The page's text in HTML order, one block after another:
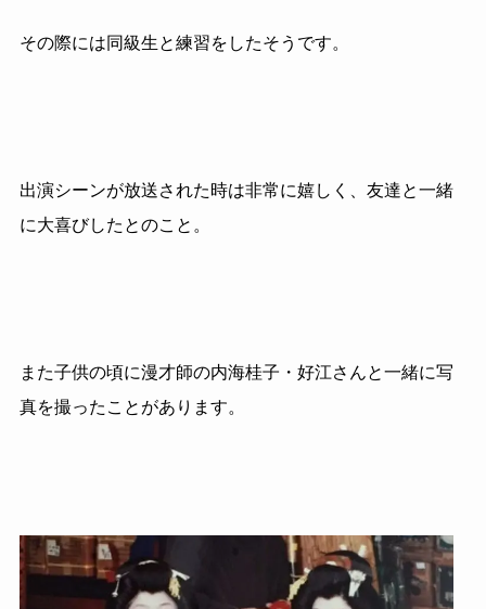
その際には同級生と練習をしたそうです。
出演シーンが放送された時は非常に嬉しく、友達と一緒
に大喜びしたとのこと。
また子供の頃に漫才師の内海桂子・好江さんと一緒に写
真を撮ったことがあります。